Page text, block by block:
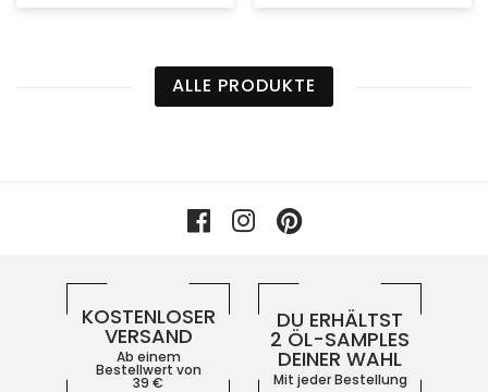
ALLE PRODUKTE
FacebookInstagram
KOSTENLOSER
VERSAND
Ab einem
Bestellwert von
39 €
DU ERHÄLTST
2 ÖL-SAMPLES
DEINER WAHL
Mit jeder Bestellung